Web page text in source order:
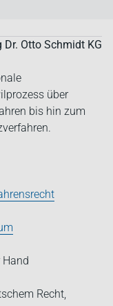
Dr. Otto Schmidt KG
über
bis hin zum
Hand
Recht,